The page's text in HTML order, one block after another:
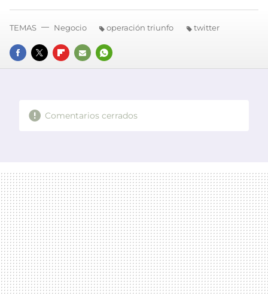
FACEBOOK
TWITTERFLIPBOARD
E-
WHATSAPP
TEMAS Negocio operación triunfo twitter
Comentarios cerrados